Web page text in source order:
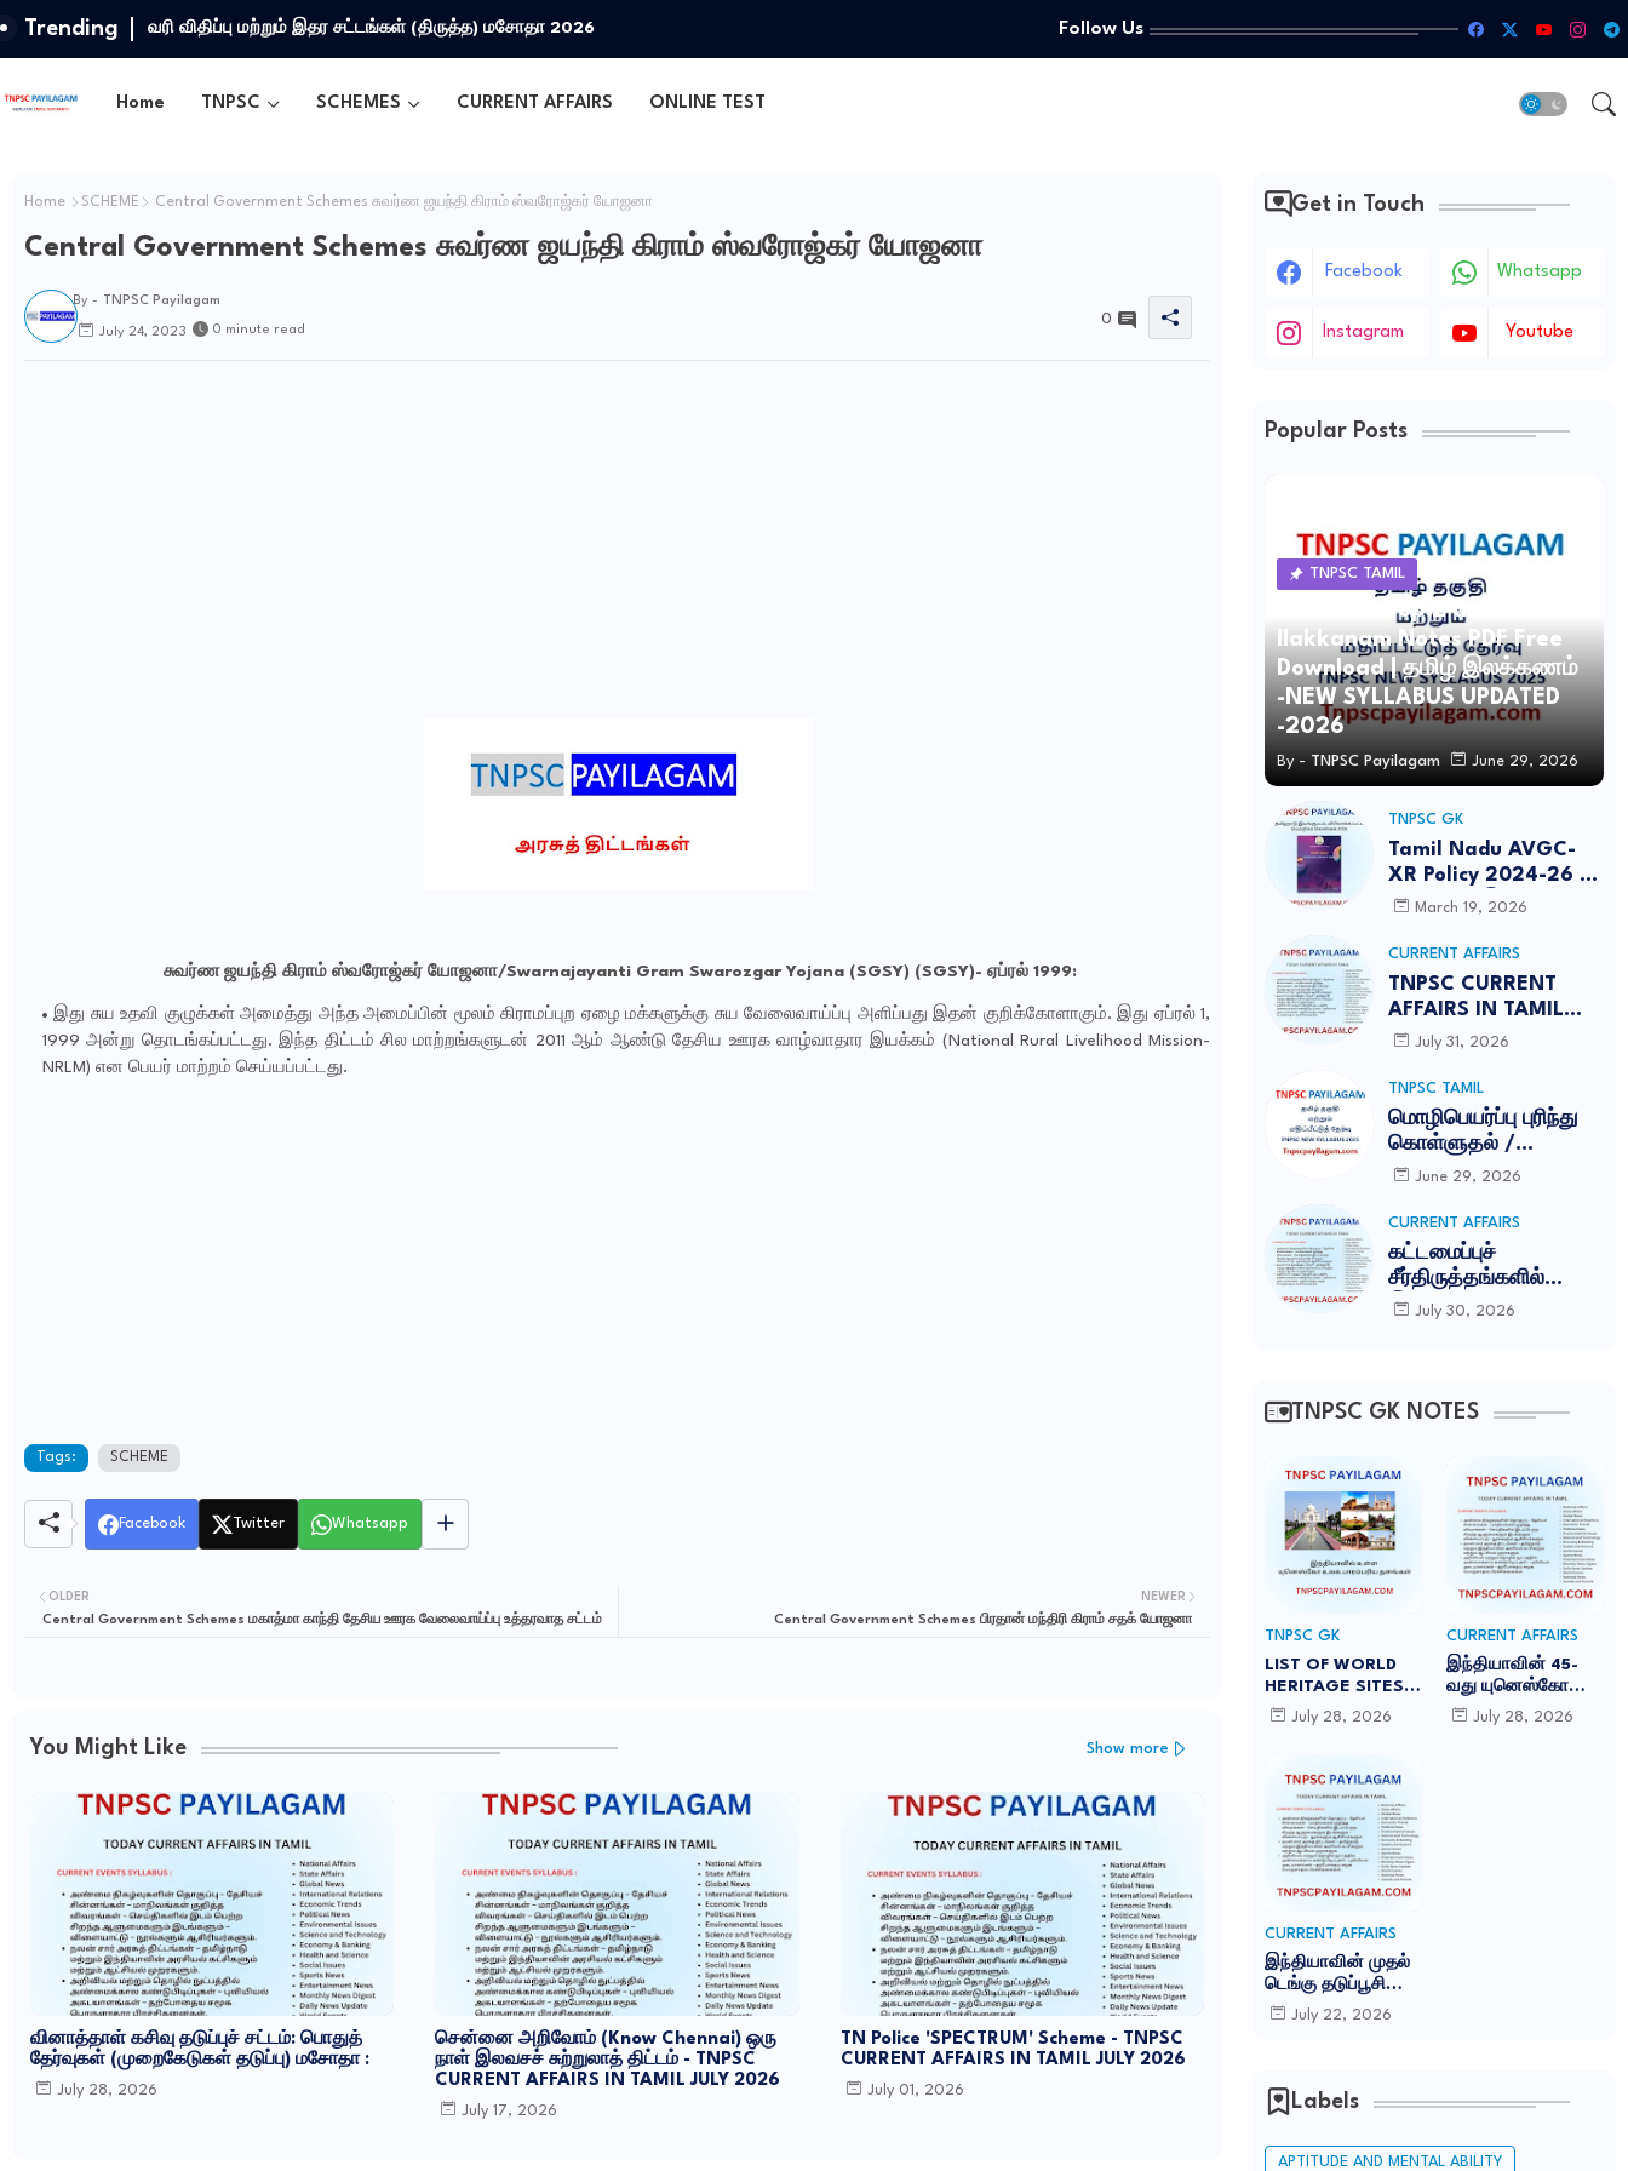
Trending வரி விதிப்பு மற்றும் இதர சட்​டங்​கள் (திருத்த) மசோதா 2026 Follow Us
Home TNPSC SCHEMES CURRENT AFFAIRS ONLINE TEST
Home SCHEME Central Government Schemes சுவர்ண ஜயந்தி கிராம் ஸ்வரோஜ்கர் யோஜனா
Central Government Schemes சுவர்ண ஜயந்தி கிராம் ஸ்வரோஜ்கர் யோஜனா
By - TNPSC Payilagam
July 24, 2023 0 minute read
0
சுவர்ண ஜயந்தி கிராம் ஸ்வரோஜ்கர் யோஜனா/Swarnajayanti Gram Swarozgar Yojana (SGSY) (SGSY)- ஏப்ரல் 1999:
இது சுய உதவி குழுக்கள் அமைத்து அந்த அமைப்பின் மூலம் கிராமப்புற ஏழை மக்களுக்கு சுய வேலைவாய்ப்பு அளிப்பது இதன் குறிக்கோளாகும். இது ஏப்ரல் 1,
1999 அன்று தொடங்கப்பட்டது. இந்த திட்டம் சில மாற்றங்களுடன் 2011 ஆம் ஆண்டு தேசிய ஊரக வாழ்வாதார இயக்கம் (National Rural Livelihood Mission-
NRLM) என பெயர் மாற்றம் செய்யப்பட்டது.
Tags: SCHEME
Facebook Twitter Whatsapp
NEWER
Central Government Schemes பிரதான் மந்திரி கிராம் சதக் யோஜனா
OLDER
Central Government Schemes மகாத்மா காந்தி தேசிய ஊரக வேலைவாய்ப்பு உத்தரவாத சட்டம்
You Might Like Show more
வினாத்தாள் கசிவு தடுப்புச் சட்டம்: பொதுத்
தேர்வுகள் (முறைகேடுகள் தடுப்பு) மசோதா :
July 28, 2026
சென்னை அறிவோம் (Know Chennai) ஒரு
நாள் இலவசச் சுற்றுலாத் திட்டம் - TNPSC
CURRENT AFFAIRS IN TAMIL JULY 2026
July 17, 2026
TN Police 'SPECTRUM' Scheme - TNPSC
CURRENT AFFAIRS IN TAMIL JULY 2026
July 01, 2026
Get in Touch
Facebook Whatsapp
Instagram Youtube
Popular Posts
TNPSC TAMIL
TNPSC Group 2 and 4 Tamil
Ilakkanam Notes PDF Free
Download | தமிழ் இலக்கணம்
-NEW SYLLABUS UPDATED
-2026
By - TNPSC Payilagam June 29, 2026
TNPSC GK
Tamil Nadu AVGC-
XR Policy 2024-26 /
தமிழ்நாடு இயங்குபடம்,
மெய்நிகர் கொள்கை
2026
March 19, 2026
CURRENT AFFAIRS
TNPSC CURRENT
AFFAIRS IN TAMIL
JULY 2026-PDF
July 31, 2026
TNPSC TAMIL
மொழிபெயர்ப்பு புரிந்து
கொள்ளுதல் /
MOZHIPEYARPPU
NOTES
June 29, 2026
CURRENT AFFAIRS
கட்டமைப்புச்
சீர்திருத்தங்களில்
இந்தியா சாதனை:
Foundation)
July 30, 2026
TNPSC GK NOTES
TNPSC GK
LIST OF WORLD
HERITAGE SITES
IN INDIA
-இந்தியாவில் உள்ள
பாரம்பரிய தளங்கள்:
July 28, 2026
CURRENT AFFAIRS
இந்தியாவின் 45-
வது யுனெஸ்கோ
உலகப் பாரம்பரியக்
களம் சாரநாத்:
July 28, 2026
CURRENT AFFAIRS
இந்தியாவின் முதல்
டெங்கு தடுப்பூசி
'கியூடெங்கா'
(Qdenga): TNPSC
2026
July 22, 2026
Labels
APTITUDE AND MENTAL ABILITY